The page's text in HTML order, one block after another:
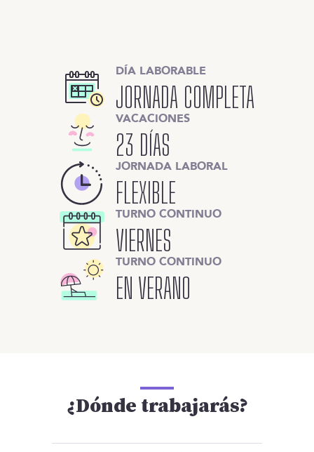
DÍA LABORABLE
JORNADA COMPLETA
VACACIONES
23 DÍAS
JORNADA LABORAL
FLEXIBLE
TURNO CONTINUO
VIERNES
TURNO CONTINUO
EN VERANO
¿Dónde trabajarás?